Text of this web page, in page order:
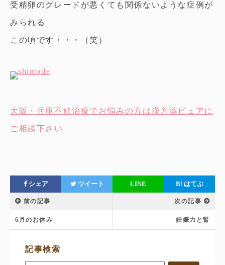
受精卵のグレードが悪くても関係ないような症例が
みられる
この頃です・・・（笑）
大阪・兵庫不妊治療でお悩みの方は漢方薬ピュアに
ご相談下さい
シェア ツイート LINE B! はてぶ
前の記事
6月のお休み
次の記事
妊娠力と腎
サ
記事検索